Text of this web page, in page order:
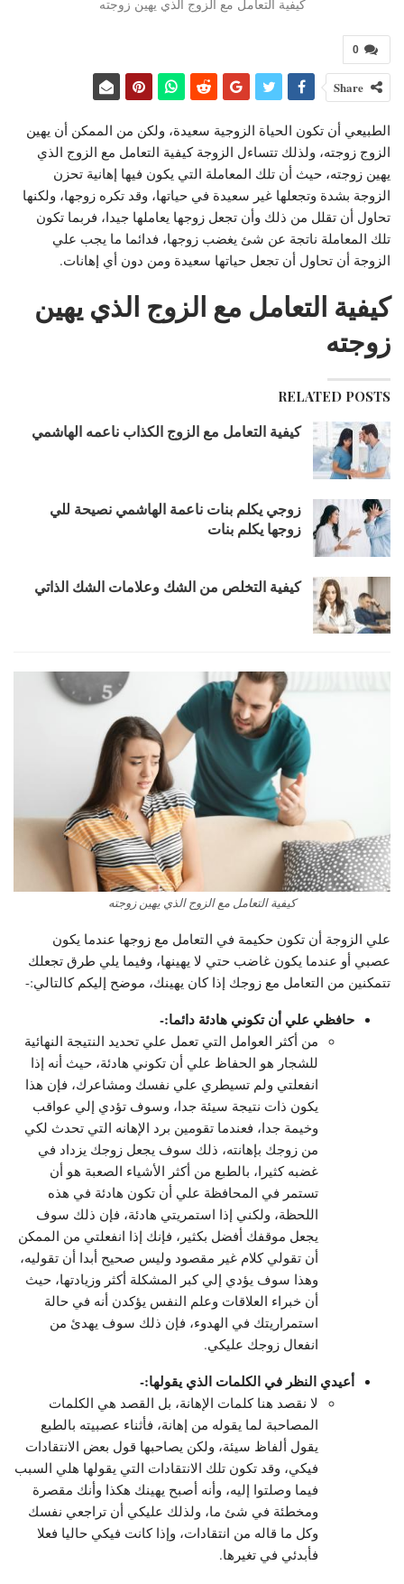
كيفية التعامل مع الزوج الذي يهين زوجته
0
Share
الطبيعي أن تكون الحياة الزوجية سعيدة، ولكن من الممكن أن يهين
الزوج زوجته، ولذلك تتساءل الزوجة كيفية التعامل مع الزوج الذي
يهين زوجته، حيث أن تلك المعاملة التي يكون فيها إهانية تحزن
الزوجة بشدة وتجعلها غير سعيدة في حياتها، وقد تكره زوجها، ولكنها
تحاول أن تقلل من ذلك وأن تجعل زوجها يعاملها جيدا، فربما تكون
تلك المعاملة ناتجة عن شئ يغضب زوجها، فدائما ما يجب علي
الزوجة أن تحاول أن تجعل حياتها سعيدة ومن دون أي إهانات.
كيفية التعامل مع الزوج الذي يهين
زوجته
RELATED POSTS
كيفية التعامل مع الزوج الكذاب ناعمه الهاشمي
زوجي يكلم بنات ناعمة الهاشمي نصيحة للي
زوجها يكلم بنات
كيفية التخلص من الشك وعلامات الشك الذاتي
كيفية التعامل مع الزوج الذي يهين زوجته
علي الزوجة أن تكون حكيمة في التعامل مع زوجها عندما يكون
عصبي أو عندما يكون غاضب حتي لا يهينها، وفيما يلي طرق تجعلك
تتمكنين من التعامل مع زوجك إذا كان يهينك، موضح إليكم كالتالي:-
حافظي علي أن تكوني هادئة دائما:-
من أكثر العوامل التي تعمل علي تحديد النتيجة النهائية
للشجار هو الحفاظ علي أن تكوني هادئة، حيث أنه إذا
انفعلتي ولم تسيطري علي نفسك ومشاعرك، فإن هذا
يكون ذات نتيجة سيئة جدا، وسوف تؤدي إلي عواقب
وخيمة جدا، فعندما تقومين برد الإهانه التي تحدث لكي
من زوجك بإهانته، ذلك سوف يجعل زوجك يزداد في
غضبه كثيرا، بالطبع من أكثر الأشياء الصعبة هو أن
تستمر في المحافظة علي أن تكون هادئة في هذه
اللحظة، ولكني إذا استمريتي هادئة، فإن ذلك سوف
يجعل موقفك أفضل بكثير، فإنك إذا انفعلتي من الممكن
أن تقولي كلام غير مقصود وليس صحيح أبدا أن تقوليه،
وهذا سوف يؤدي إلي كبر المشكلة أكثر وزيادتها، حيث
أن خبراء العلاقات وعلم النفس يؤكدن أنه في حالة
استمراريتك في الهدوء، فإن ذلك سوف يهدئ من
انفعال زوجك عليكي.
أعيدي النظر في الكلمات الذي يقولها:-
لا نقصد هنا كلمات الإهانة، بل القصد هي الكلمات
المصاحبة لما يقوله من إهانة، فأثناء عصبيته بالطبع
يقول ألفاظ سيئة، ولكن يصاحبها قول بعض الانتقادات
فيكي، وقد تكون تلك الانتقادات التي يقولها هلي السبب
فيما وصلتوا إليه، وأنه أصبح يهينك هكذا وأنك مقصرة
ومخطئة في شئ ما، ولذلك عليكي أن تراجعي نفسك
وكل ما قاله من انتقادات، وإذا كانت فيكي حاليا فعلا
فأبدئي في تغيرها.